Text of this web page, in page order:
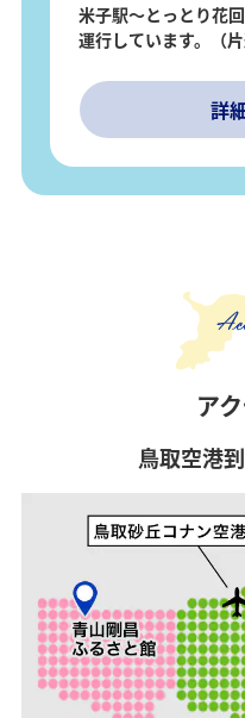
米子駅～とっとり花
運行しています。（片
詳
ア
鳥取空港